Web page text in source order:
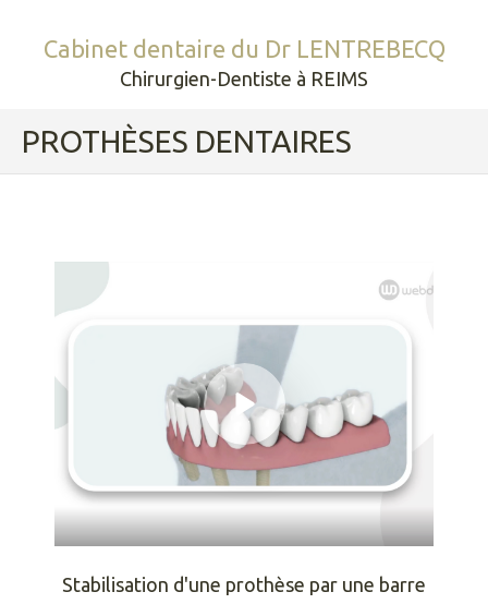
Cabinet dentaire du Dr LENTREBECQ
Chirurgien-Dentiste à REIMS
PROTHÈSES DENTAIRES
Stabilisation d'une prothèse par une barre